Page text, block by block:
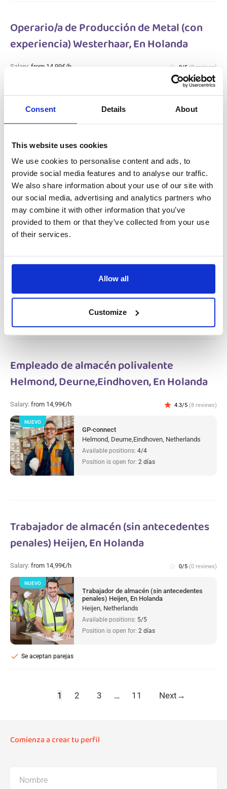
Consent Details About
This website uses cookies
We use cookies to personalise content and ads, to
provide social media features and to analyse our traffic.
We also share information about your use of our site with
our social media, advertising and analytics partners who
may combine it with other information that you’ve
provided to them or that they’ve collected from your use
of their services.
Allow all
Customize
Operario/a de Producción de Metal (con
experiencia) Westerhaar, En Holanda
Salary: from 14,99€/h star_border 0/5 (0 reviews)
Westerhaar, Netherlands
Operario polivalente en la producción
metalúrgica Gameren, En Holanda
Salary:from 14,99€/h
Gameren, Netherlands
Position is open for:2 días
Empleado de almacén polivalente
Helmond, Deurne,Eindhoven, En Holanda
Salary: from 14,99€/h star 4.3/5 (8 reviews)
GP-connect
Helmond, Deurne,Eindhoven, Netherlands
Available positions: 4/4
Position is open for: 2 días
NUEVO
Trabajador de almacén (sin antecedentes
penales) Heijen, En Holanda
Salary: from 14,99€/h star_border 0/5 (0 reviews)
Trabajador de almacén (sin antecedentes
penales) Heijen, En Holanda
Heijen, Netherlands
Available positions: 5/5
Position is open for: 2 días
Se aceptan parejas
check
NUEVO
1 2 3 … 11 Next →
Comienza a crear tu perfil
Nombre